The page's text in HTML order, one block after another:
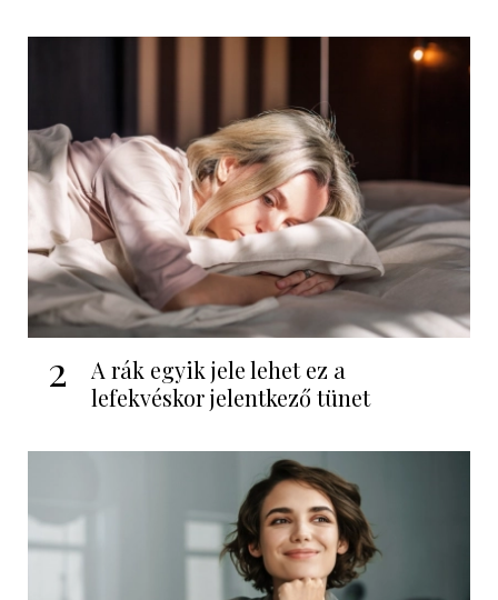
2
A rák egyik jele lehet ez a
lefekvéskor jelentkező tünet